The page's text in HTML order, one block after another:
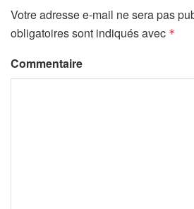
Votre adresse e-mail ne sera pas
obligatoires sont indiqués avec *
Commentaire